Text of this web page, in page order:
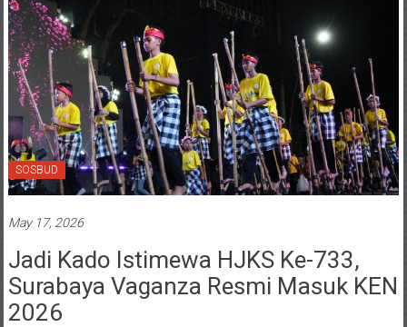
SOSBUD
May 17, 2026
Jadi Kado Istimewa HJKS Ke-733,
Surabaya Vaganza Resmi Masuk KEN
2026